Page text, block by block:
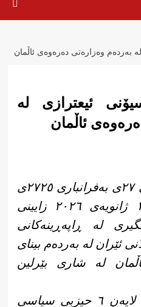
بەردەم وەزارەتی دەرەوەی ئاڵمان
ئیعترازی لە
ئاڵمان
ڕۆژی شەممە ڕێکەوتی ٢٧ی بەفرانباری ٢٧٢٥ی
کوردی بەرانبەر بە ١٧ ژانویەی ٢٠٢٦ زایینی
لە ڕاپەڕینەکانی
ئێران لە بەردەم بینای
لە شاری بێرلین
ئەو خۆپێشاندانە کە لە لایەن ٦ حیزبی سیاسی